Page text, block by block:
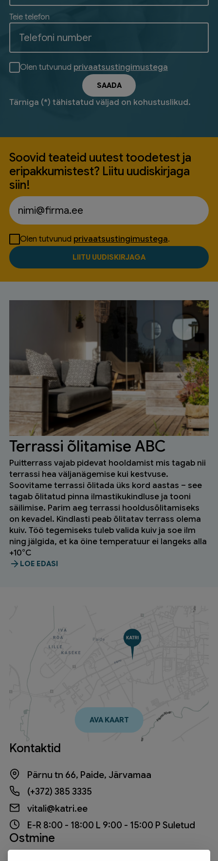
Teie telefon
Olen tutvunud privaatsustingimustega
Tärniga (*) tähistatud väljad on kohustuslikud.
Soovid teateid uutest toodetest ja
eripakkumistest? Liitu uudiskirjaga
siin!
Olen tutvunud privaatsustingimustega.
Terrassi õlitamise ABC
Puitterrass vajab pidevat hooldamist mis tagab nii
terrassi hea väljanägemise kui kestvuse.
Soovitame terrassi õlitada üks kord aastas – see
tagab õlitatud pinna ilmastikukindluse ja tooni
säilimise. Parim aeg terrassi hooldusõlitamiseks
on kevadel. Kindlasti peab õlitatav terrass olema
kuiv. Töö tegemiseks tuleb valida kuiv ja soe ilm
ning jälgida, et ka öine temperatuur ei langeks alla
+10°C
LOE EDASI
AVA KAART
Kontaktid
Pärnu tn 66, Paide, Järvamaa
(+372) 385 3335
vitali@katri.ee
E-R 8:00 - 18:00 L 9:00 - 15:00 P Suletud
Ostmine